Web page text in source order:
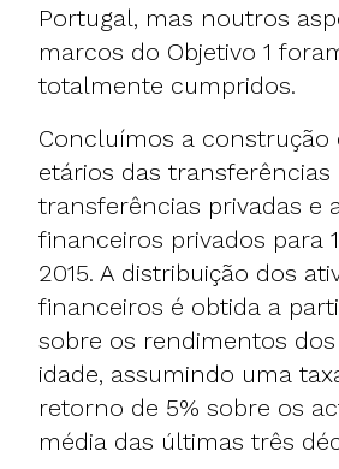
Portugal, mas noutros
marcos do Objetivo 1
totalmente cumpridos.
Concluímos a construção
etários das transferências
transferências privadas e
financeiros privados para
2015. A distribuição dos
financeiros é obtida a
sobre os rendimentos
idade, assumindo uma
retorno de 5% sobre os
média das últimas três